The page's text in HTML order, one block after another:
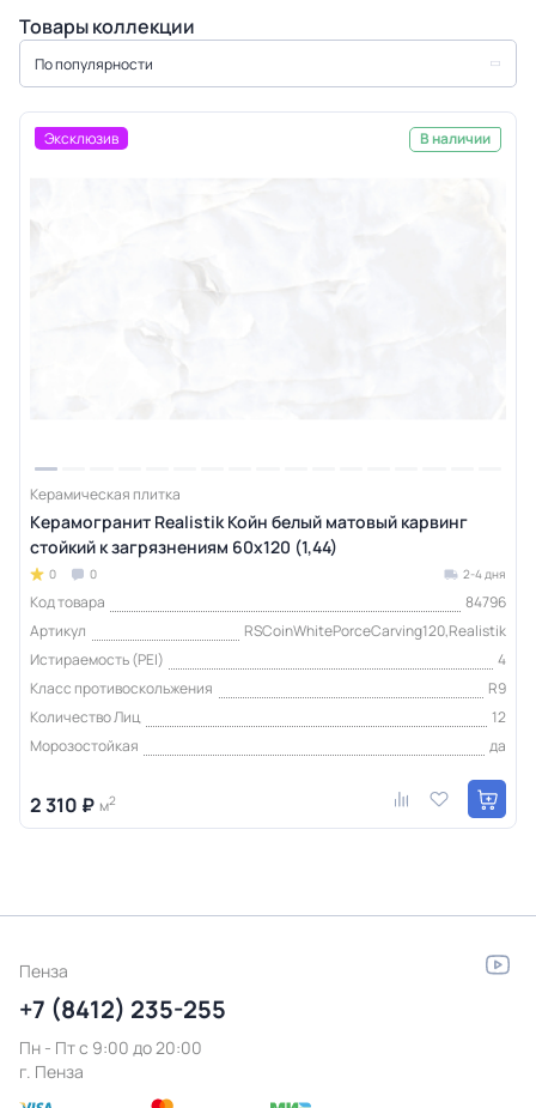
Товары коллекции
По популярности
Эксклюзив В наличии
Керамическая плитка
Керамогранит Realistik Койн белый матовый карвинг
стойкий к загрязнениям 60x120 (1,44)
0 0 2-4 дня
Код товара
84796
Артикул
RSCoinWhitePorceCarving120,Realistik
Истираемость (PEI)
4
Класс противоскольжения
R9
Количество Лиц
12
Морозостойкая
да
2 310 ₽ м2
Пенза
+7 (8412) 235-255
Пн - Пт c 9:00 до 20:00
г. Пенза